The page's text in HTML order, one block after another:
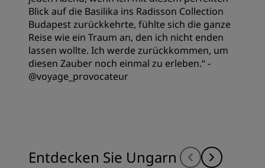
Blick auf die Basilika ins Radisson Collection
Budapest zurückkehrte, fühlte sich die ganze
Reise wie ein Traum an, den ich nicht enden
lassen wollte. Ich werde zurückkommen, um
diesen Zauber noch einmal zu erleben.“ -
@voyage_provocateur
Entdecken Sie Ungarn